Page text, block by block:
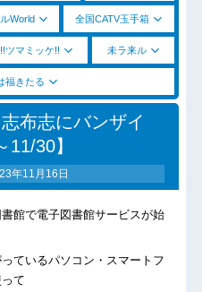
World 全国CATV玉手箱
ツマミッケ!! 未ラ来ル
福きたる
布志にバンザイ
11/30】
年11月16日
館で電子図書館サービスが始
ているパソコン・スマートフ
て